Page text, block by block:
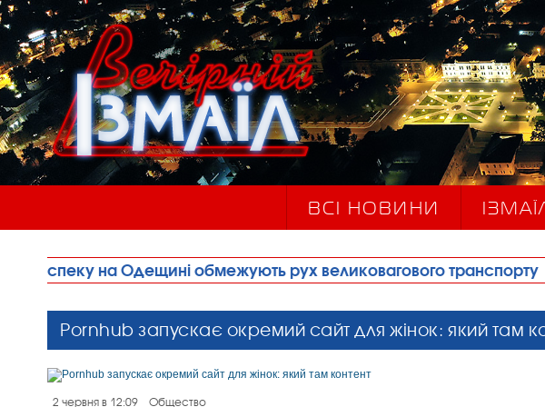
ВСІ НОВИНИ
обмежують рух великовагового транспорту •
Pornhub запускає окремий сайт для жінок: який там
2 червня в 12:09 Общество